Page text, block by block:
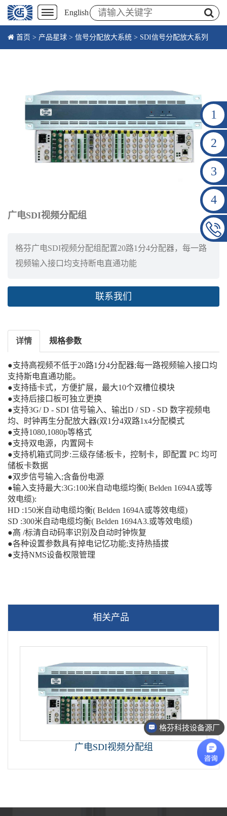
English
首页 > 产品星球 > 信号分配放大系统 > SDI信号分配放大系列
广电SDI视频分配组
格芬广电SDI视频分配组配置20路1分4分配器，每一路
视频输入接口均支持断电直通功能
联系我们
详情 规格参数
●支持高视频不低于20路1分4分配器;每一路视频输入接口均
支持斯电直通功能。
●支持插卡式，方便扩展，最大10个双槽位模块
●支持后接口板可独立更换
●支持3G/ D - SDI 信号输入、输出D / SD - SD 数字视频电
均、时钟再生分配放大器(双1分4双路1x4分配模式
●支持1080,1080p等格式
●支持双电源，内置网卡
●支持机箱式同步:三级存储:板卡，控制卡，即配置 PC 均可
储板卡数据
●双步信号输入;含备份电源
●输入支持最大:3G:100米自动电缆均衡( Belden 1694A或等
效电缆):
HD :150米自动电缆均衡( Belden 1694A或等效电缆)
SD :300米自动电缆均衡( Belden 1694A3.或等效电缆)
●高 /标清自动码率识别及自动时钟恢复
●各种设置参数具有掉电记忆功能;支持热插拔
●支持NMS设备权限管理
相关产品
广电SDI视频分配组
1
2
3
4
格芬科技设备源厂